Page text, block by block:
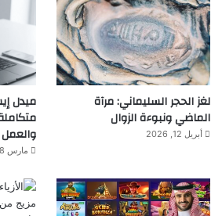
لغز الحجر السليماني: مرآة
الماضي ونبوءة الزوال
أبريل 12, 2026
ميدل
مارس 18, 2026